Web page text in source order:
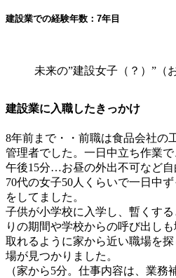
建設業での経験年数：7年目
未来の”建設女子（？）”（
建設業に入職したきっかけ
8年前まで・・前職は食品会社の
管理者でした。一日中立ち作業で
午後15分…お昼の外出不可など自
70代の女子50人くらいで一日中
をしてました。
子供が小学校に入学し、暫くす
りの期間や学校からの呼び出し
取れるように家から近い職場を
場が見つかりました。
（家から5分。仕事内容は、業